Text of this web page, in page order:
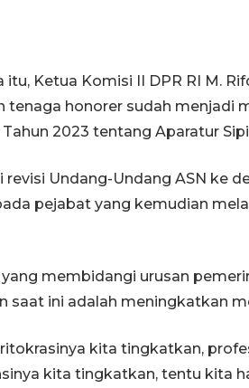
itu, Ketua Komisi II DPR RI M.
tenaga honorer sudah menjadi
2023 tentang Aparatur
revisi Undang-Undang ASN ke
pejabat yang kemudian
membidangi urusan
saat ini adalah meningkatkan
kita tingkatkan,
kita tingkatkan, tentu kita